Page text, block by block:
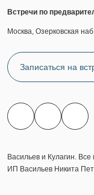
Встречи по
Москва, Озерковская
Записаться на
Васильев и Кулагин.
ИП Васильев Никита